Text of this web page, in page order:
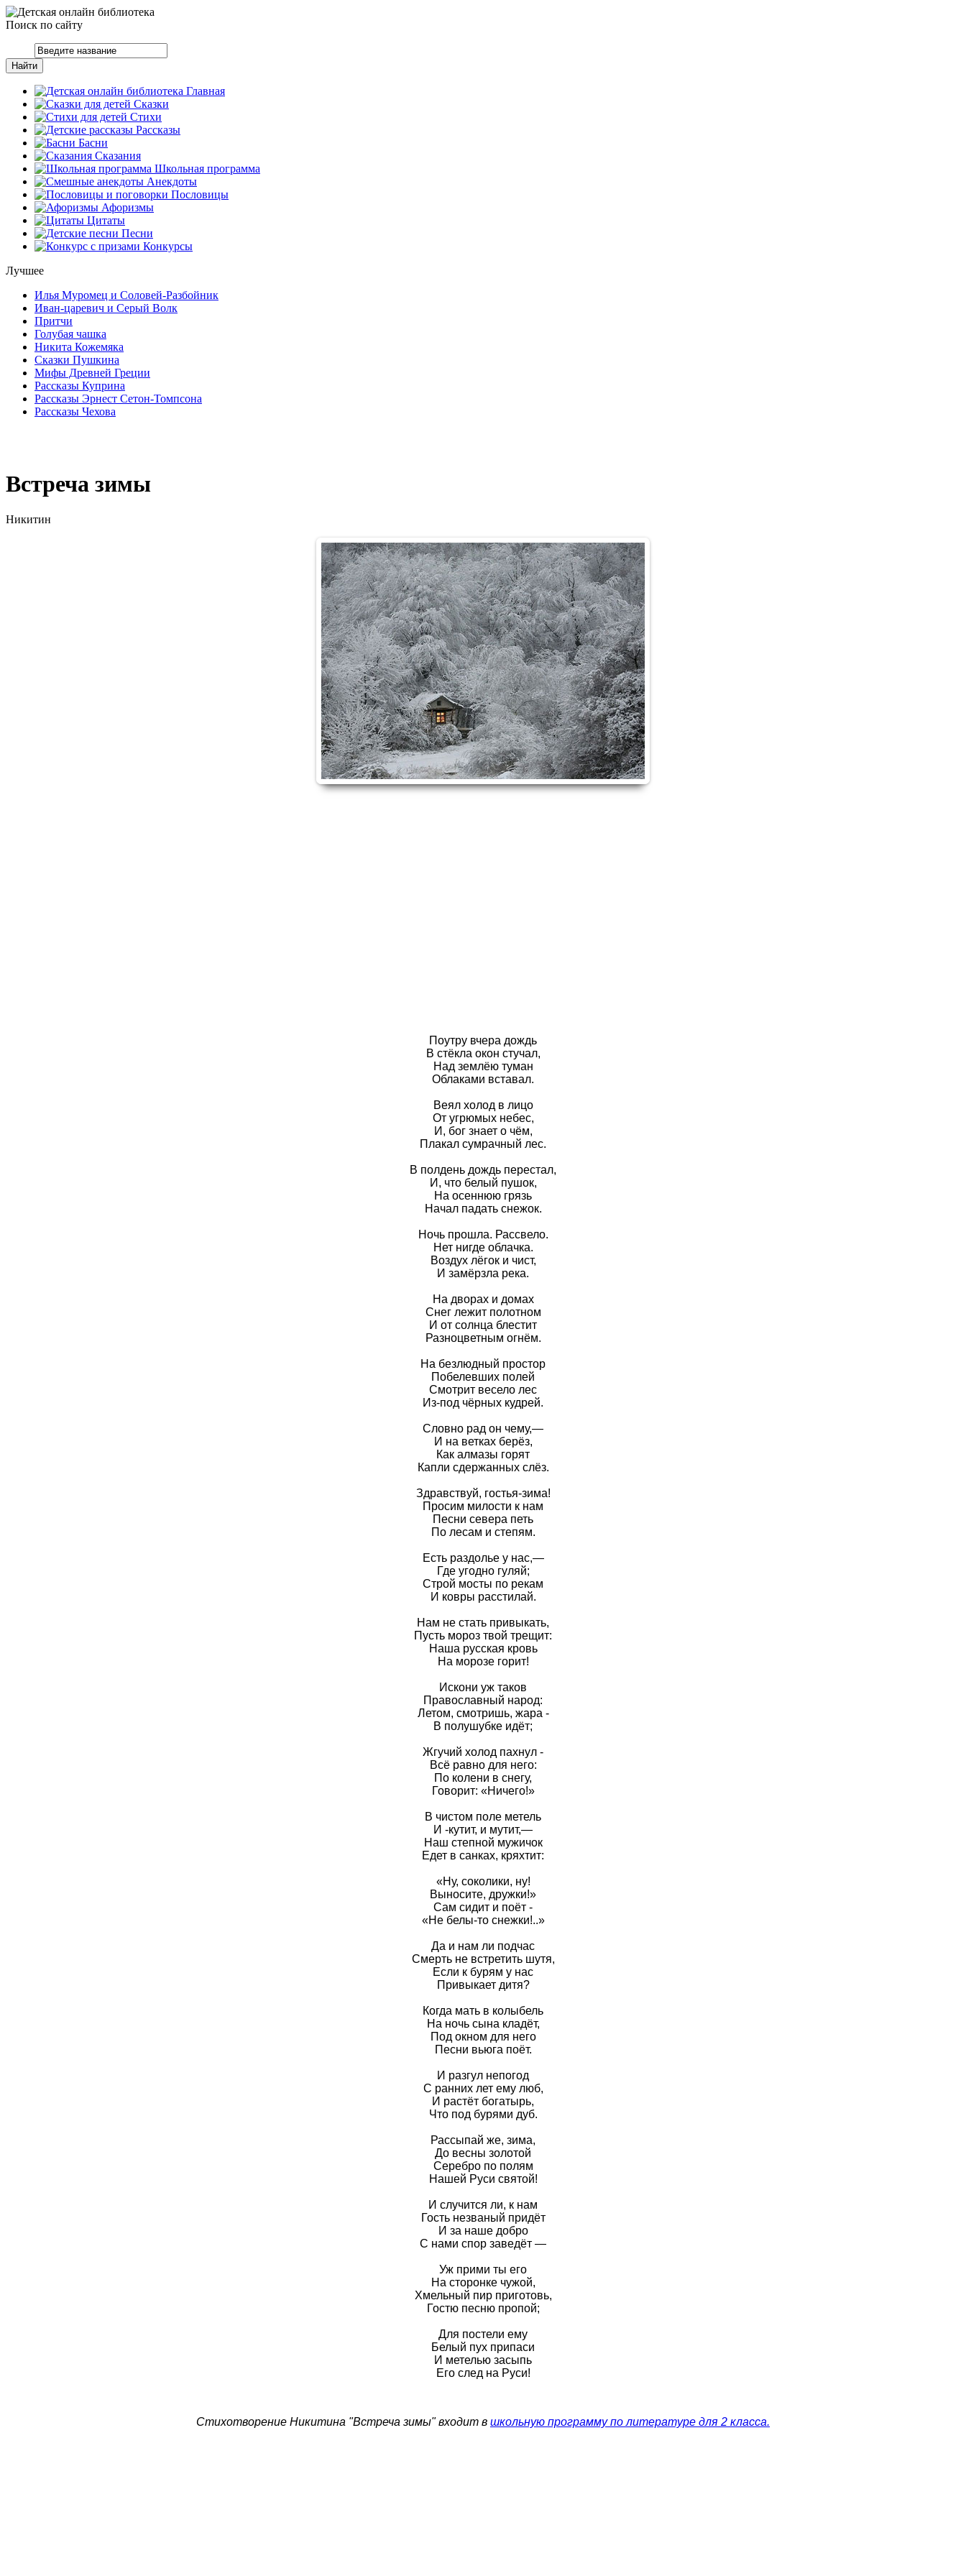
Поиск по сайту
Главная
Сказки
Стихи
Рассказы
Басни
Сказания
Школьная программа
Анекдоты
Пословицы
Афоризмы
Цитаты
Песни
Конкурсы
Лучшее
Илья Муромец и Соловей-Разбойник
Иван-царевич и Серый Волк
Притчи
Голубая чашка
Никита Кожемяка
Сказки Пушкина
Мифы Древней Греции
Рассказы Куприна
Рассказы Эрнест Сетон-Томпсона
Рассказы Чехова
Встреча зимы
Никитин
Поутру вчера дождь
В стёкла окон стучал,
Над землёю туман
Облаками вставал.
Веял холод в лицо
От угрюмых небес,
И, бог знает о чём,
Плакал сумрачный лес.
В полдень дождь перестал,
И, что белый пушок,
На осеннюю грязь
Начал падать снежок.
Ночь прошла. Рассвело.
Нет нигде облачка.
Воздух лёгок и чист,
И замёрзла река.
На дворах и домах
Снег лежит полотном
И от солнца блестит
Разноцветным огнём.
На безлюдный простор
Побелевших полей
Смотрит весело лес
Из-под чёрных кудрей.
Словно рад он чему,—
И на ветках берёз,
Как алмазы горят
Капли сдержанных слёз.
Здравствуй, гостья-зима!
Просим милости к нам
Песни севера петь
По лесам и степям.
Есть раздолье у нас,—
Где угодно гуляй;
Строй мосты по рекам
И ковры расстилай.
Нам не стать привыкать,
Пусть мороз твой трещит:
Наша русская кровь
На морозе горит!
Искони уж таков
Православный народ:
Летом, смотришь, жара -
В полушубке идёт;
Жгучий холод пахнул -
Всё равно для него:
По колени в снегу,
Говорит: «Ничего!»
В чистом поле метель
И -кутит, и мутит,—
Наш степной мужичок
Едет в санках, кряхтит:
«Ну, соколики, ну!
Выносите, дружки!»
Сам сидит и поёт -
«Не белы-то снежки!..»
Да и нам ли подчас
Смерть не встретить шутя,
Если к бурям у нас
Привыкает дитя?
Когда мать в колыбель
На ночь сына кладёт,
Под окном для него
Песни вьюга поёт.
И разгул непогод
С ранних лет ему люб,
И растёт богатырь,
Что под бурями дуб.
Рассыпай же, зима,
До весны золотой
Серебро по полям
Нашей Руси святой!
И случится ли, к нам
Гость незваный придёт
И за наше добро
С нами спор заведёт —
Уж прими ты его
На сторонке чужой,
Хмельный пир приготовь,
Гостю песню пропой;
Для постели ему
Белый пух припаси
И метелью засыпь
Его след на Руси!
Стихотворение Никитина "Встреча зимы" входит в школьную программу по литературе для 2 класса.